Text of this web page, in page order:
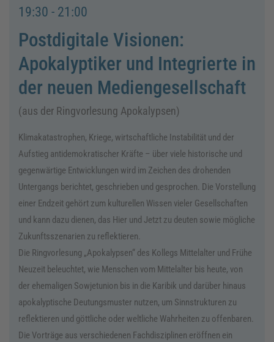
19:30 - 21:00
Postdigitale Visionen:
Apokalyptiker und Integrierte in
der neuen Mediengesellschaft
(aus der Ringvorlesung Apokalypsen)
Klimakatastrophen, Kriege, wirtschaftliche Instabilität und der
Aufstieg antidemokratischer Kräfte – über viele historische und
gegenwärtige Entwicklungen wird im Zeichen des drohenden
Untergangs berichtet, geschrieben und gesprochen. Die Vorstellung
einer Endzeit gehört zum kulturellen Wissen vieler Gesellschaften
und kann dazu dienen, das Hier und Jetzt zu deuten sowie mögliche
Zu­kunftsszenarien zu reflektieren.
Die Ringvorlesung „Apokalypsen“ des Kollegs Mittelalter und Frühe
Neuzeit beleuchtet, wie Menschen vom Mittelalter bis heute, von
der ehemaligen Sowjetunion bis in die Karibik und darüber hinaus
apoka­lyptische Deutungsmuster nutzen, um Sinnstrukturen zu
reflektieren und göttliche oder weltliche Wahrheiten zu offenbaren.
Die Vorträge aus verschiedenen Fachdisziplinen eröffnen ein